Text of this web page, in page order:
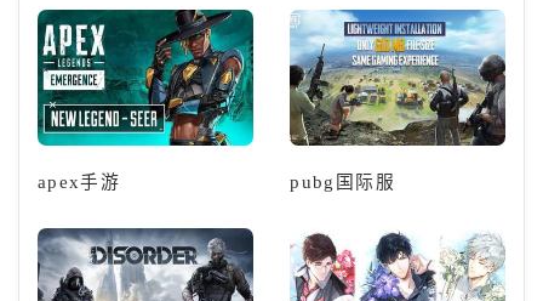
apex手游 pubg国际服